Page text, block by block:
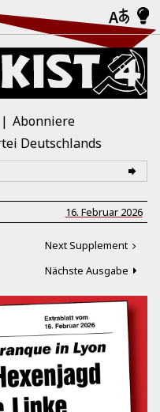
Abonniere
Deutschlands
16. Februar 2026
Next Supplement
Nächste Ausgabe